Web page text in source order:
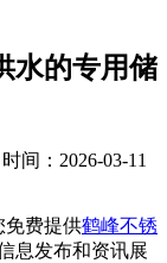
水的专用储
间：2026-03-11
免费提供鹤峰不锈
息发布和资讯展